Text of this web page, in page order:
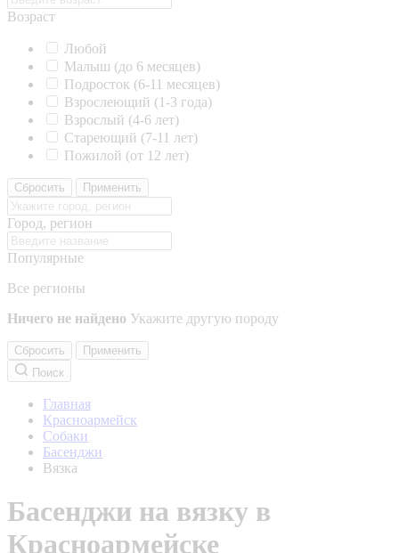
Возраст
Любой
Малыш (до 6 месяцев)
Подросток (6-11 месяцев)
Взрослеющий (1-3 года)
Взрослый (4-6 лет)
Стареющий (7-11 лет)
Пожилой (от 12 лет)
Сбросить Применить
Город, регион
Популярные
Все регионы
Ничего не найдено Укажите другую породу
Сбросить
Применить
Поиск
Главная
Красноармейск
Собаки
Басенджи
Вязка
Басенджи на вязку в
Красноармейске